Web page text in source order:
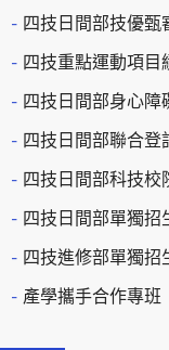
四技日間部技優甄
四技重點運動項目
四技日間部身心障
四技日間部聯合登
四技日間部科技校
四技日間部單獨招
四技進修部單獨招
產學攜手合作專班